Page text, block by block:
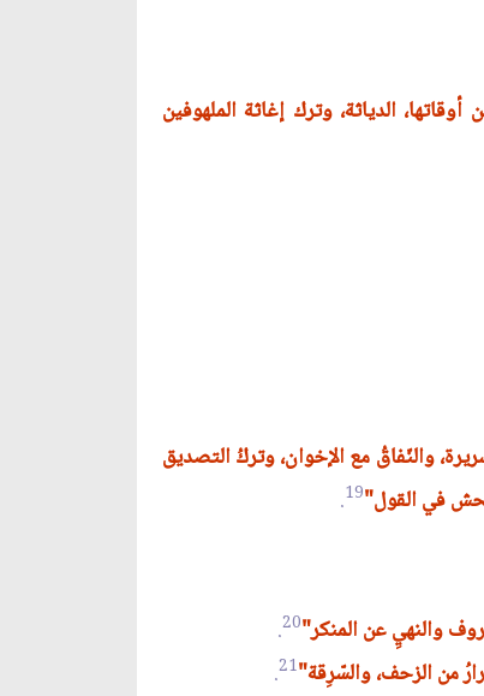
الدياثة، وترك إغاثة الملهوفين
والنّفاقُ مع الإخوان، وتركُ التصديق
في القول"19
.
والنهيِ عن المنكر"20
.
من الزحف، والسّرِقة"21
.